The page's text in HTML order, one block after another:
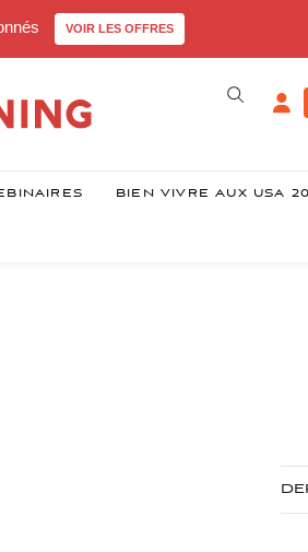
VOIR LES OFFRES
BIEN VIVRE AUX USA